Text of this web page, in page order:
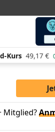
Kurs 49,17 €
Mitglied?